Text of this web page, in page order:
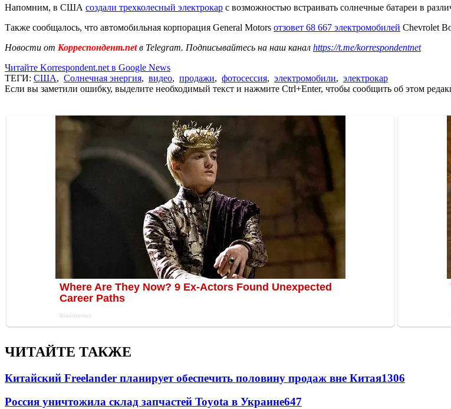
Напомним, в США создали трехколесный электрокар с возможностью встраивать солнечные батареи в
Также сообщалось, что автомобильная корпорация General Motors отзовет 68 667 электромобилей Chevrolet
Новости от Корреспондент.netв Telegram. Подписывайтесь на наш канал https://t.me/korrespondentnet
Читайте Korrespondent.net в Google News
ТЕГИ: США, Солнечная энергия, видео, продажи, фотосессия, электромобили, электрокар
Если вы заметили ошибку, выделите необходимый текст и нажмите Ctrl+Enter, чтобы сообщить об этом
ЧИТАЙТЕ ТАКЖЕ
Китайский Freelander планирует обеспечить половину продаж вне Китая1306
Россия уничтожила склад запчастей Toyota в Украине647